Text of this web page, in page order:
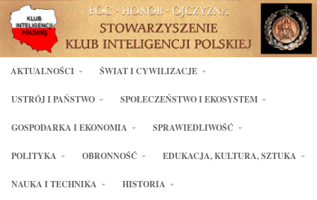
AKTUALNOŚCI ŚWIAT I CYWILIZACJE
USTRÓJ I PAŃSTWO SPOŁECZEŃSTWO I EKOSYSTEM
GOSPODARKA I EKONOMIA SPRAWIEDLIWOŚĆ
POLITYKA OBRONNOŚĆ EDUKACJA, KULTURA, SZTUKA
NAUKA I TECHNIKA HISTORIA